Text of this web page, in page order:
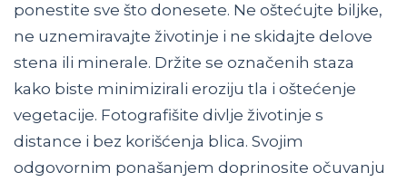
ponestite sve što donesete. Ne oštećujte biljke,
ne uznemiravajte životinje i ne skidajte delove
stena ili minerale. Držite se označenih staza
kako biste minimizirali eroziju tla i oštećenje
vegetacije. Fotografišite divlje životinje s
distance i bez korišćenja blica. Svojim
odgovornim ponašanjem doprinosite očuvanju